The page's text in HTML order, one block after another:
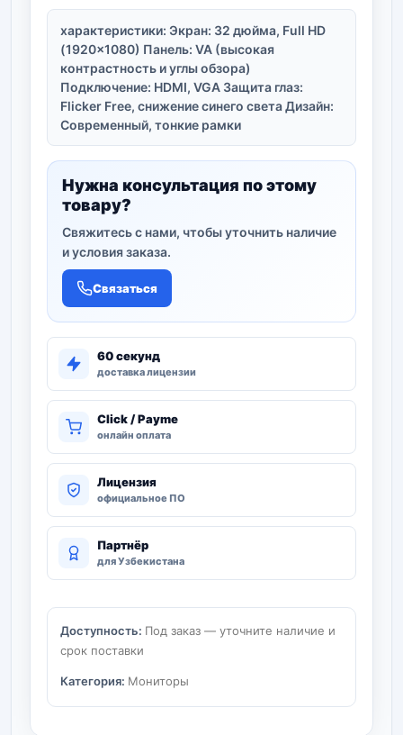
характеристики: Экран: 32 дюйма, Full HD
(1920×1080) Панель: VA (высокая
контрастность и углы обзора)
Подключение: HDMI, VGA Защита глаз:
Flicker Free, снижение синего света Дизайн:
Современный, тонкие рамки
Нужна консультация по этому
товару?
Свяжитесь с нами, чтобы уточнить наличие
и условия заказа.
Связаться
60 секунд
доставка лицензии
Click / Payme
онлайн оплата
Лицензия
официальное ПО
Партнёр
для Узбекистана
Доступность: Под заказ — уточните наличие и
срок поставки
Категория: Мониторы